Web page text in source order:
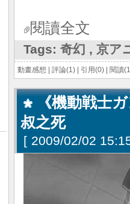
閱讀全文
Tags: 奇幻 , 京ア
動畫感想 評論(1) 引用(0) 閱讀
《機動戦士
叔之死
[ 2009/02/02